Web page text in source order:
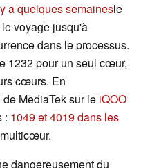
a quelques semainesle
voyage jusqu'à
dans le processus.
1232 pour un seul cœur,
cœurs. En
MediaTek sur le iQOO
: 1049 et 4019 dans les
dangereusement du